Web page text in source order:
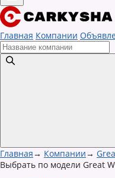
Главная Компании
Главная→ Компании→
Выбрать по модели Great